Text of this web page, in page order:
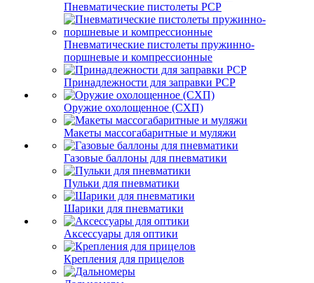
Пневматические пистолеты PCP
Пневматические пистолеты пружинно-
поршневые и компрессионные
Принадлежности для заправки PCP
Оружие охолощенное (СХП)
Макеты массогабаритные и муляжи
Газовые баллоны для пневматики
Пульки для пневматики
Шарики для пневматики
Аксессуары для оптики
Крепления для прицелов